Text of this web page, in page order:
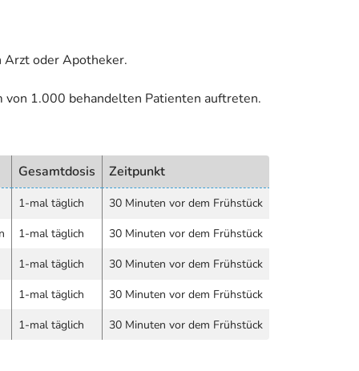
Arzt oder Apotheker.
1.000 behandelten Patienten auftreten.
Gesamtdosis Zeitpunkt
1-mal täglich
30 Minuten vor dem Frühstück
1-mal täglich
30 Minuten vor dem Frühstück
1-mal täglich
30 Minuten vor dem Frühstück
1-mal täglich
30 Minuten vor dem Frühstück
1-mal täglich 30 Minuten vor dem Frühstück